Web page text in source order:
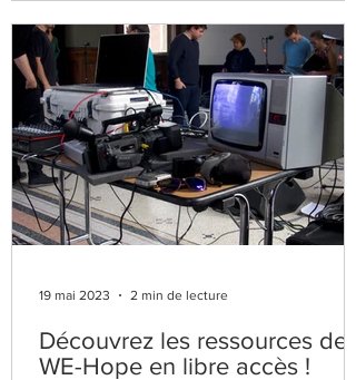
Découvrez les ressources de
WE-Hope en libre accès !
19 mai 2023 2 min de lecture